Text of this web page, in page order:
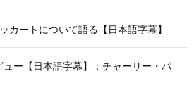
カートについて語る【日本語字幕】
ー【日本語字幕】：チャーリー・パ